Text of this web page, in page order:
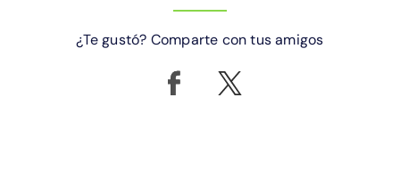
¿Te gustó? Comparte con tus amigos